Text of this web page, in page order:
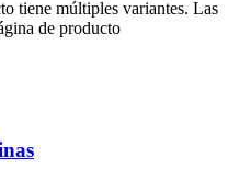
tiene múltiples variantes. Las
de producto